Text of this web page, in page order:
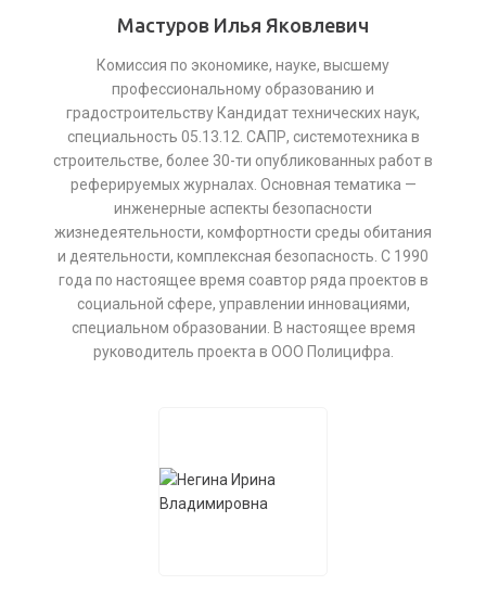
Мастуров Илья Яковлевич
Комиссия по экономике, науке, высшему
профессиональному образованию и
градостроительству Кандидат технических наук,
специальность 05.13.12. САПР, системотехника в
строительстве, более 30-ти опубликованных работ в
реферируемых журналах. Основная тематика —
инженерные аспекты безопасности
жизнедеятельности, комфортности среды обитания
и деятельности, комплексная безопасность. С 1990
года по настоящее время соавтор ряда проектов в
социальной сфере, управлении инновациями,
специальном образовании. В настоящее время
руководитель проекта в ООО Полицифра.